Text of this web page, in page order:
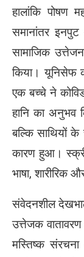
हालांकि पोषण
समानांतर
सामाजिक
किया। यूनिसेफ
एक बच्चे ने
हानि का अनुभव
बल्कि साथियों
कारण हुआ।
भाषा, शारीरिक
संवेदनशील
उत्तेजक
मस्तिष्क